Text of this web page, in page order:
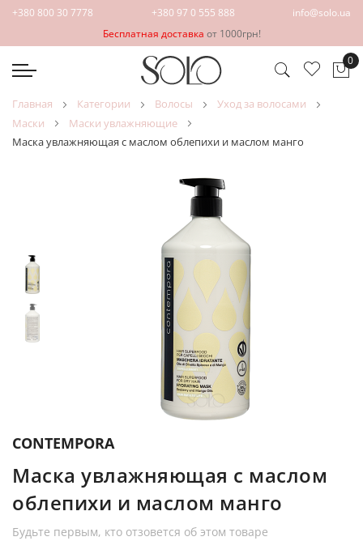
+380 800 30 7778 +380 97 0 555 888
info@solo.ua
Бесплатная доставка от 1000грн!
0
главная категории волосы
уход за волосами
маски
маски увлажняющие
Маска увлажняющая с маслом облепихи и маслом манго
CONTEMPORA
Маска увлажняющая с маслом
облепихи и маслом манго
Будьте первым, кто отзовется об этом товаре